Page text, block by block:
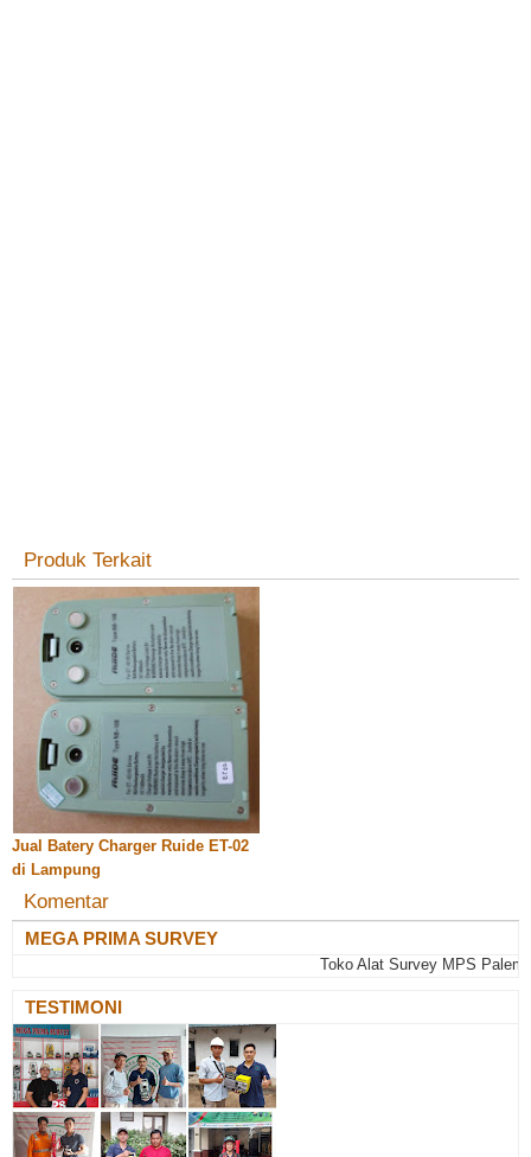
Produk Terkait
Jual Batery Charger Ruide ET-02
di Lampung
Komentar
MEGA PRIMA SURVEY
Toko Alat Survey MPS
TESTIMONI